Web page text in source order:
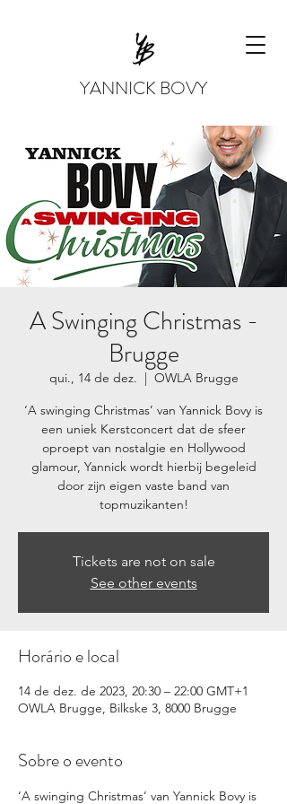
YANNICK BOVY
A Swinging Christmas -
Brugge
qui., 14 de dez.
  |
OWLA Brugge
‘A swinging Christmas’ van Yannick Bovy is
een uniek Kerstconcert dat de sfeer
oproept van nostalgie en Hollywood
glamour, Yannick wordt hierbij begeleid
door zijn eigen vaste band van
topmuzikanten!
Tickets are not on sale
See other events
Horário e local
14 de dez. de 2023, 20:30 – 22:00 GMT+1
OWLA Brugge, Bilkske 3, 8000 Brugge
Sobre o evento
‘A swinging Christmas’ van Yannick Bovy is